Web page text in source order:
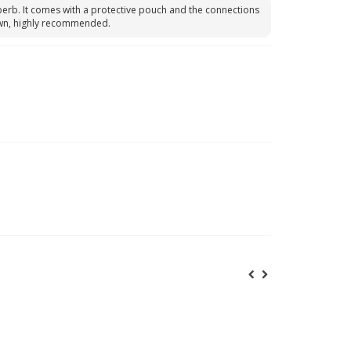
It comes with a protective pouch and the connections
highly recommended.